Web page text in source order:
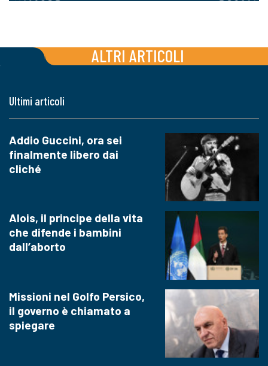
ALTRI ARTICOLI
Ultimi articoli
Addio Guccini, ora sei
finalmente libero dai
cliché
Alois, il principe della vita
che difende i bambini
dall’aborto
Missioni nel Golfo Persico,
il governo è chiamato a
spiegare